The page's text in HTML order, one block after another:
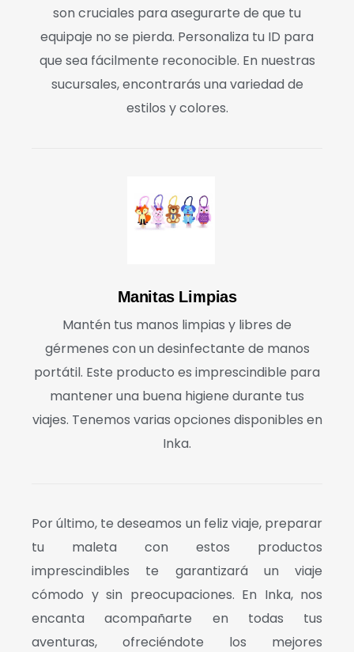
son cruciales para asegurarte de que tu
equipaje no se pierda. Personaliza tu ID para
que sea fácilmente reconocible. En nuestras
sucursales, encontrarás una variedad de
estilos y colores.
Manitas Limpias
Mantén tus manos limpias y libres de
gérmenes con un desinfectante de manos
portátil. Este producto es imprescindible para
mantener una buena higiene durante tus
viajes. Tenemos varias opciones disponibles en
Inka.
Por último, te deseamos un feliz viaje, preparar
tu maleta con estos productos
imprescindibles te garantizará un viaje
cómodo y sin preocupaciones. En Inka, nos
encanta acompañarte en todas tus
aventuras, ofreciéndote los mejores